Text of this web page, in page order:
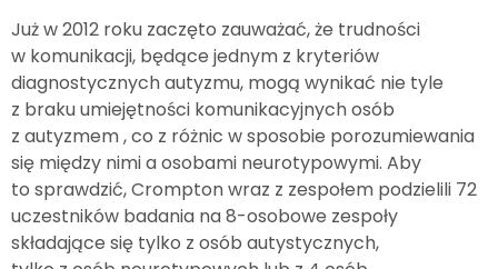
Już w 2012 roku zaczęto zauważać, że trudności
w komunikacji, będące jednym z kryteriów
diagnostycznych autyzmu, mogą wynikać nie tyle
z braku umiejętności komunikacyjnych osób
z autyzmem , co z różnic w sposobie porozumiewania
się między nimi a osobami neurotypowymi. Aby
to sprawdzić, Crompton wraz z zespołem podzielili 72
uczestników badania na 8-osobowe zespoły
składające się tylko z osób autystycznych,